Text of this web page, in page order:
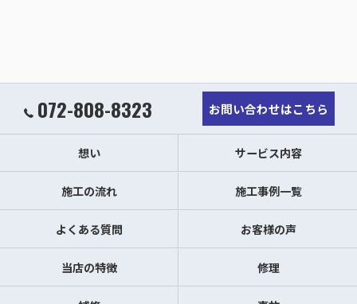
072-808-8323 お問い合わせはこちら
想い サービス内容
施工の流れ 施工事例一覧
よくある質問 お客様の声
当店の特徴 修理